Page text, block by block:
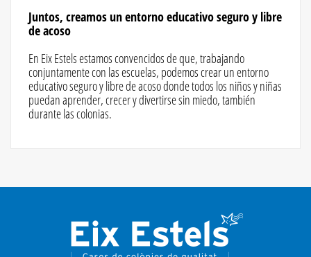
Juntos, creamos un entorno educativo seguro y libre
de acoso
En Eix Estels estamos convencidos de que, trabajando
conjuntamente con las escuelas, podemos crear un entorno
educativo seguro y libre de acoso donde todos los niños y niñas
puedan aprender, crecer y divertirse sin miedo, también
durante las colonias.